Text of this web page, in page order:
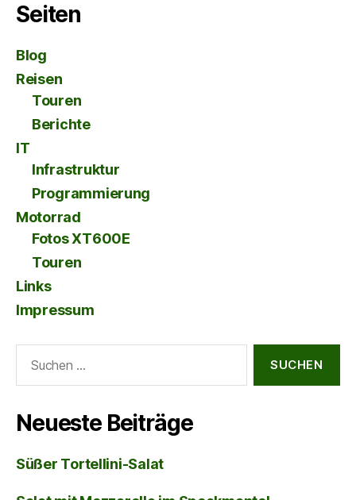
Seiten
Blog
Reisen
Touren
Berichte
IT
Infrastruktur
Programmierung
Motorrad
Fotos XT600E
Touren
Links
Impressum
nach:
Neueste Beiträge
Süßer Tortellini-Salat